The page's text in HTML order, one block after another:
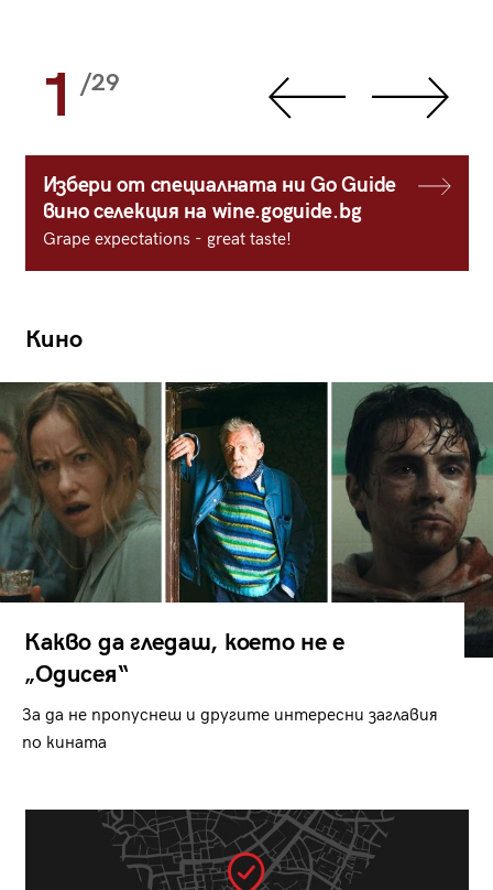
1 /29
Избери от специалната ни Go Guide
вино селекция на wine.goguide.bg
Grape expectations - great taste!
Кино
Какво да гледаш, което не е
„Одисея“
За да не пропуснеш и другите интересни заглавия
по кината